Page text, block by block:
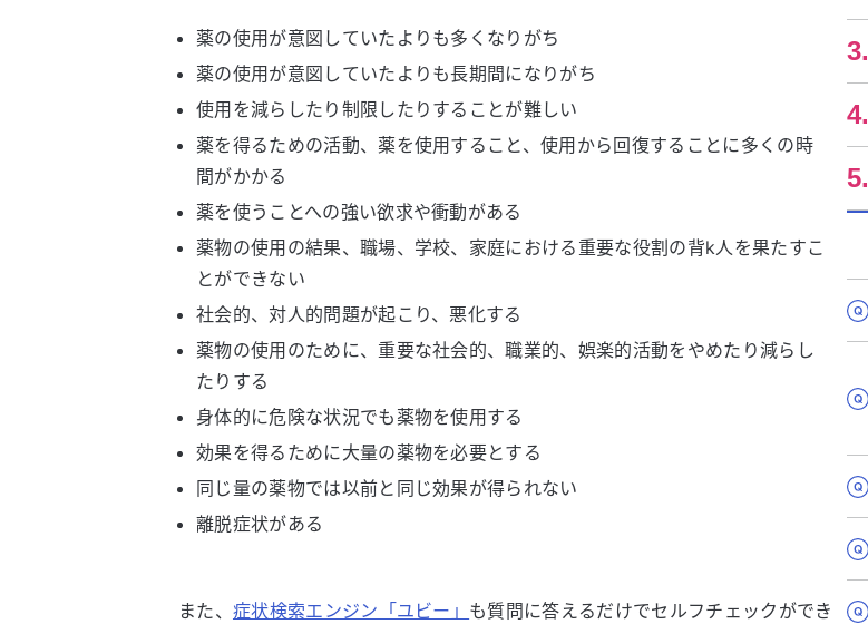
薬の使用が意図していたよりも多くなりがち
薬の使用が意図していたよりも長期間になりがち
使用を減らしたり制限したりすることが難しい
薬を得るための活動、薬を使用すること、使用から回復することに多くの時
間がかかる
薬を使うことへの強い欲求や衝動がある
薬物の使用の結果、職場、学校、家庭における重要な役割の背k人を果たすこ
とができない
社会的、対人的問題が起こり、悪化する
薬物の使用のために、重要な社会的、職業的、娯楽的活動をやめたり減らし
たりする
身体的に危険な状況でも薬物を使用する
効果を得るために大量の薬物を必要とする
同じ量の薬物では以前と同じ効果が得られない
離脱症状がある
また、 症状検索エンジン「ユビー」 も質問に答えるだけでセルフチェックができ
3.
4.
5.